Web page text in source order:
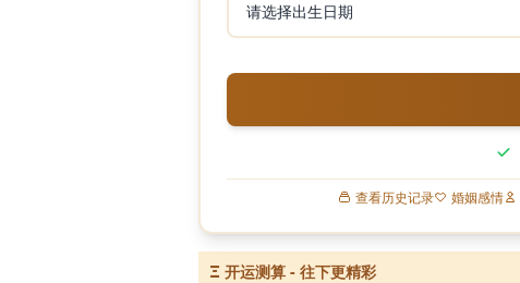
查看历史记录 婚姻感情
Ξ 开运测算 - 往下更精彩